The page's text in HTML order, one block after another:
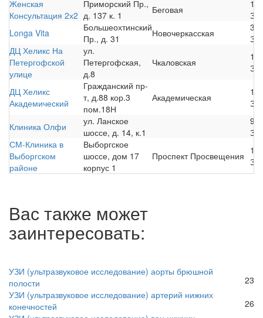
Женская
Консультация 2х2
Приморский Пр.,
д. 137 к. 1
Беговая
Longa Vita
Большеохтинский
Пр., д. 31
Новочеркасская
ДЦ Хеликс На
Петергофской
улице
ул.
Петергофская,
д.8
Чкаловская
ДЦ Хеликс
Академический
Гражданский пр-
т, д.88 кор.3
пом.18Н
Академическая
Клиника Олфи
ул. Ланское
шоссе, д. 14, к.1
СМ-Клиника в
Выборгском
районе
Выборгское
шоссе, дом 17
корпус 1
Проспект Просвещения
Вас также может
заинтересовать:
23
УЗИ (ультразвуковое исследование) аорты брюшной
полости
26
УЗИ (ультразвуковое исследование) артерий нижних
конечностей